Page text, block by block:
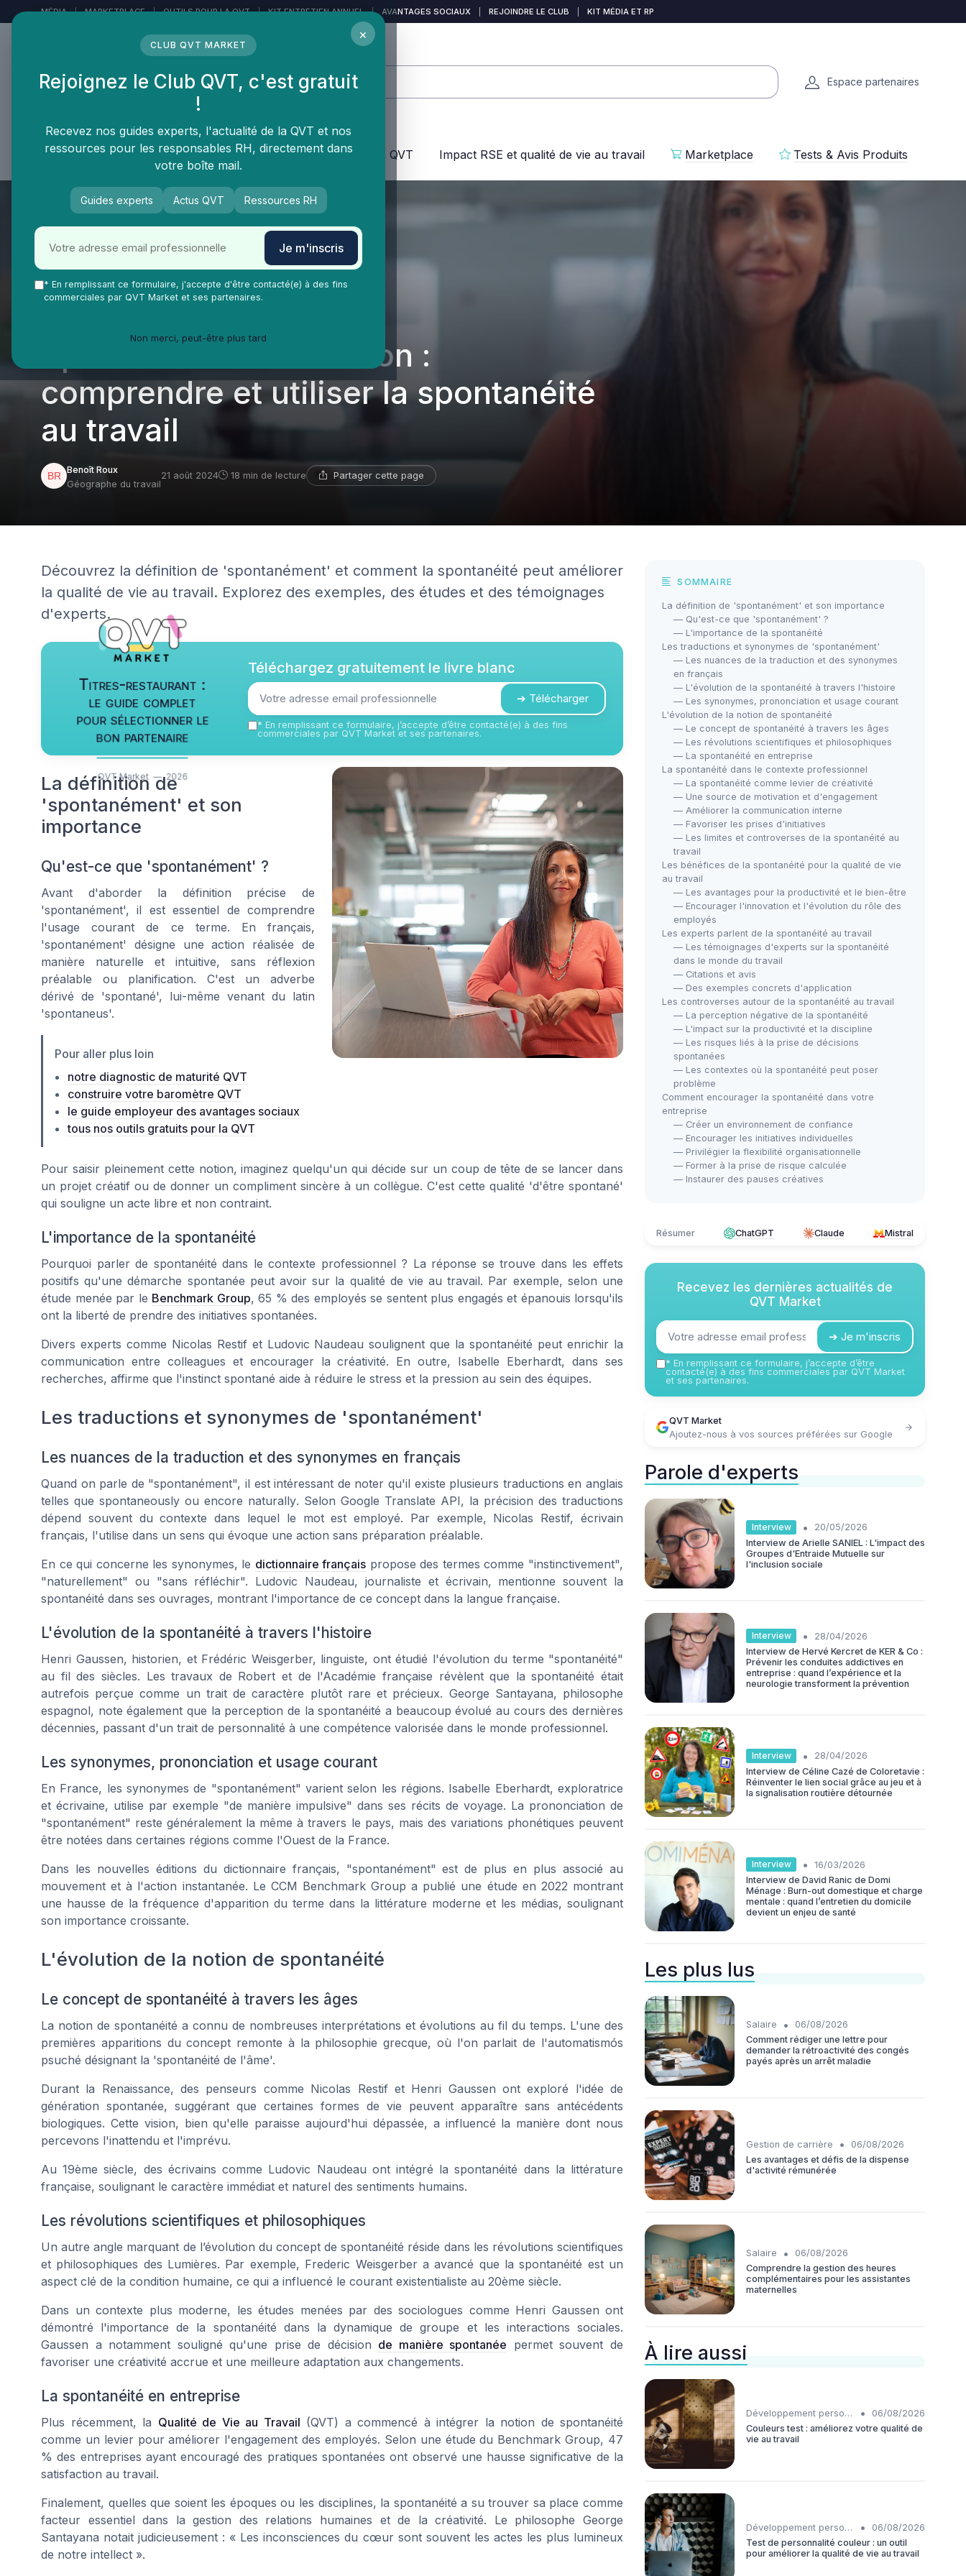
MÉDIA | MARKETPLACE | OUTILS POUR LA QVT | KIT ENTRETIEN ANNUEL | AVANTAGES SOCIAUX REJOINDRE LE CLUB KIT MÉDIA ET RP
LE MÉDIA DES
Espace partenaires
Vie Ma Vie dans la QVT Tendances QVT Enjeux dans la QVT Impact RSE et qualité de vie au travail Marketplace Tests & Avis Produits
Spontanément definition :
comprendre et utiliser la spontanéité
au travail
Benoît Roux
Géographe du travail
21 août 2024 18 min de lecture Partager cette page
Découvrez la définition de 'spontanément' et comment la spontanéité peut améliorer
la qualité de vie au travail. Explorez des exemples, des études et des témoignages
d'experts.
Titres-restaurant :
le guide complet
pour sélectionner le
bon partenaire
QVT Market — 2026
Téléchargez gratuitement le livre blanc
➔ Télécharger
* En remplissant ce formulaire, j’accepte d’être contacté(e) à des fins
commerciales par QVT Market et ses partenaires.
La définition de
'spontanément' et son
importance
Qu'est-ce que 'spontanément' ?
Avant d'aborder la définition précise de
'spontanément', il est essentiel de comprendre
l'usage courant de ce terme. En français,
'spontanément' désigne une action réalisée de
manière naturelle et intuitive, sans réflexion
préalable ou planification. C'est un adverbe
dérivé de 'spontané', lui-même venant du latin
'spontaneus'.
Pour aller plus loin
notre diagnostic de maturité QVT
construire votre baromètre QVT
le guide employeur des avantages sociaux
tous nos outils gratuits pour la QVT
Pour saisir pleinement cette notion, imaginez quelqu'un qui décide sur un coup de tête de se lancer dans
un projet créatif ou de donner un compliment sincère à un collègue. C'est cette qualité 'd'être spontané'
qui souligne un acte libre et non contraint.
L'importance de la spontanéité
Pourquoi parler de spontanéité dans le contexte professionnel ? La réponse se trouve dans les effets
positifs qu'une démarche spontanée peut avoir sur la qualité de vie au travail. Par exemple, selon une
étude menée par le Benchmark Group, 65 % des employés se sentent plus engagés et épanouis lorsqu'ils
ont la liberté de prendre des initiatives spontanées.
Divers experts comme Nicolas Restif et Ludovic Naudeau soulignent que la spontanéité peut enrichir la
communication entre colleagues et encourager la créativité. En outre, Isabelle Eberhardt, dans ses
recherches, affirme que l'instinct spontané aide à réduire le stress et la pression au sein des équipes.
Les traductions et synonymes de 'spontanément'
Les nuances de la traduction et des synonymes en français
Quand on parle de "spontanément", il est intéressant de noter qu'il existe plusieurs traductions en anglais
telles que spontaneously ou encore naturally. Selon Google Translate API, la précision des traductions
dépend souvent du contexte dans lequel le mot est employé. Par exemple, Nicolas Restif, écrivain
français, l'utilise dans un sens qui évoque une action sans préparation préalable.
En ce qui concerne les synonymes, le dictionnaire français propose des termes comme "instinctivement",
"naturellement" ou "sans réfléchir". Ludovic Naudeau, journaliste et écrivain, mentionne souvent la
spontanéité dans ses ouvrages, montrant l'importance de ce concept dans la langue française.
L'évolution de la spontanéité à travers l'histoire
Henri Gaussen, historien, et Frédéric Weisgerber, linguiste, ont étudié l'évolution du terme "spontanéité"
au fil des siècles. Les travaux de Robert et de l'Académie française révèlent que la spontanéité était
autrefois perçue comme un trait de caractère plutôt rare et précieux. George Santayana, philosophe
espagnol, note également que la perception de la spontanéité a beaucoup évolué au cours des dernières
décennies, passant d'un trait de personnalité à une compétence valorisée dans le monde professionnel.
Les synonymes, prononciation et usage courant
En France, les synonymes de "spontanément" varient selon les régions. Isabelle Eberhardt, exploratrice
et écrivaine, utilise par exemple "de manière impulsive" dans ses récits de voyage. La prononciation de
"spontanément" reste généralement la même à travers le pays, mais des variations phonétiques peuvent
être notées dans certaines régions comme l'Ouest de la France.
Dans les nouvelles éditions du dictionnaire français, "spontanément" est de plus en plus associé au
mouvement et à l'action instantanée. Le CCM Benchmark Group a publié une étude en 2022 montrant
une hausse de la fréquence d'apparition du terme dans la littérature moderne et les médias, soulignant
son importance croissante.
L'évolution de la notion de spontanéité
Le concept de spontanéité à travers les âges
La notion de spontanéité a connu de nombreuses interprétations et évolutions au fil du temps. L'une des
premières apparitions du concept remonte à la philosophie grecque, où l'on parlait de l'automatismós
psuché désignant la 'spontanéité de l'âme'.
Durant la Renaissance, des penseurs comme Nicolas Restif et Henri Gaussen ont exploré l'idée de
génération spontanée, suggérant que certaines formes de vie peuvent apparaître sans antécédents
biologiques. Cette vision, bien qu'elle paraisse aujourd'hui dépassée, a influencé la manière dont nous
percevons l'inattendu et l'imprévu.
Au 19ème siècle, des écrivains comme Ludovic Naudeau ont intégré la spontanéité dans la littérature
française, soulignant le caractère immédiat et naturel des sentiments humains.
Les révolutions scientifiques et philosophiques
Un autre angle marquant de l’évolution du concept de spontanéité réside dans les révolutions scientifiques
et philosophiques des Lumières. Par exemple, Frederic Weisgerber a avancé que la spontanéité est un
aspect clé de la condition humaine, ce qui a influencé le courant existentialiste au 20ème siècle.
Dans un contexte plus moderne, les études menées par des sociologues comme Henri Gaussen ont
démontré l'importance de la spontanéité dans la dynamique de groupe et les interactions sociales.
Gaussen a notamment souligné qu'une prise de décision de manière spontanée permet souvent de
favoriser une créativité accrue et une meilleure adaptation aux changements.
La spontanéité en entreprise
Plus récemment, la Qualité de Vie au Travail (QVT) a commencé à intégrer la notion de spontanéité
comme un levier pour améliorer l'engagement des employés. Selon une étude du Benchmark Group, 47
% des entreprises ayant encouragé des pratiques spontanées ont observé une hausse significative de la
satisfaction au travail.
Finalement, quelles que soient les époques ou les disciplines, la spontanéité a su trouver sa place comme
facteur essentiel dans la gestion des relations humaines et de la créativité. Le philosophe George
Santayana notait judicieusement : « Les inconsciences du cœur sont souvent les actes les plus lumineux
de notre intellect ».
SOMMAIRE
La définition de 'spontanément' et son importance
— Qu'est-ce que 'spontanément' ?
— L'importance de la spontanéité
Les traductions et synonymes de 'spontanément'
— Les nuances de la traduction et des synonymes
en français
— L'évolution de la spontanéité à travers l'histoire
— Les synonymes, prononciation et usage courant
L'évolution de la notion de spontanéité
— Le concept de spontanéité à travers les âges
— Les révolutions scientifiques et philosophiques
— La spontanéité en entreprise
La spontanéité dans le contexte professionnel
— La spontanéité comme levier de créativité
— Une source de motivation et d'engagement
— Améliorer la communication interne
— Favoriser les prises d'initiatives
— Les limites et controverses de la spontanéité au
travail
Les bénéfices de la spontanéité pour la qualité de vie
au travail
— Les avantages pour la productivité et le bien-être
— Encourager l'innovation et l'évolution du rôle des
employés
Les experts parlent de la spontanéité au travail
— Les témoignages d'experts sur la spontanéité
dans le monde du travail
— Citations et avis
— Des exemples concrets d'application
Les controverses autour de la spontanéité au travail
— La perception négative de la spontanéité
— L'impact sur la productivité et la discipline
— Les risques liés à la prise de décisions
spontanées
— Les contextes où la spontanéité peut poser
problème
Comment encourager la spontanéité dans votre
entreprise
— Créer un environnement de confiance
— Encourager les initiatives individuelles
— Privilégier la flexibilité organisationnelle
— Former à la prise de risque calculée
— Instaurer des pauses créatives
Résumer ChatGPT Claude Mistral
Recevez les dernières actualités de
QVT Market
➔ Je m'inscris
* En remplissant ce formulaire, j’accepte d’être
contacté(e) à des fins commerciales par QVT Market
et ses partenaires.
QVT Market
Ajoutez-nous à vos sources préférées sur Google
Parole d'experts
Interview •
20/05/2026
Interview de Arielle SANIEL : L'impact des
Groupes d'Entraide Mutuelle sur
l'inclusion sociale
Interview •
28/04/2026
Interview de Hervé Kercret de KER & Co :
Prévenir les conduites addictives en
entreprise : quand l’expérience et la
neurologie transforment la prévention
Interview •
28/04/2026
Interview de Céline Cazé de Coloretavie :
Réinventer le lien social grâce au jeu et à
la signalisation routière détournée
Interview •
16/03/2026
Interview de David Ranic de Domi
Ménage : Burn-out domestique et charge
mentale : quand l’entretien du domicile
devient un enjeu de santé
Les plus lus
Salaire •
06/08/2026
Comment rédiger une lettre pour
demander la rétroactivité des congés
payés après un arrêt maladie
Gestion de carrière •
06/08/2026
Les avantages et défis de la dispense
d'activité rémunérée
Salaire •
06/08/2026
Comprendre la gestion des heures
complémentaires pour les assistantes
maternelles
À lire aussi
Développement personnel •
06/08/2026
Couleurs test : améliorez votre qualité de
vie au travail
Développement personnel •
06/08/2026
Test de personnalité couleur : un outil
pour améliorer la qualité de vie au travail
×
CLUB QVT MARKET
Rejoignez le Club QVT, c'est gratuit
!
Recevez nos guides experts, l'actualité de la QVT et nos
ressources pour les responsables RH, directement dans
votre boîte mail.
Guides experts Actus QVT Ressources RH
Je m'inscris
* En remplissant ce formulaire, j'accepte d'être contacté(e) à des fins
commerciales par QVT Market et ses partenaires.
Non merci, peut-être plus tard
Panneau de gestion des cookies